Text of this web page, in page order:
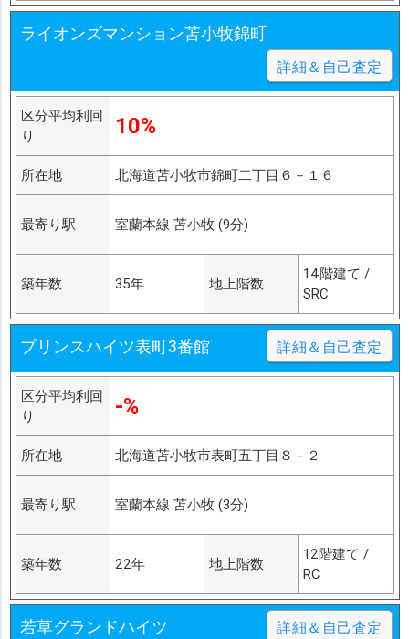
ライオンズマンション苫小牧錦町
詳細＆自己査定
区分平均利回
り
10%
所在地 北海道苫小牧市錦町二丁目６－１６
最寄り駅 室蘭本線 苫小牧 (9分)
築年数 35年 地上階数
14階建て /
SRC
プリンスハイツ表町3番館 詳細＆自己査定
区分平均利回
り
-%
所在地 北海道苫小牧市表町五丁目８－２
最寄り駅 室蘭本線 苫小牧 (3分)
築年数 22年 地上階数
12階建て /
RC
若草グランドハイツ 詳細＆自己査定